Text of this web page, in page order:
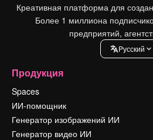
Креативная платформа для
Более 1 миллиона
предприятий,
Pусский
Продукция
Spaces
ИИ-помощник
Генератор изображений ИИ
Генератор видео ИИ